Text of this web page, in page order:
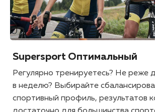
Supersport Оптимальный
Регулярно тренируетесь? Не реже
в неделю? Выбирайте
спортивный профиль, результатов